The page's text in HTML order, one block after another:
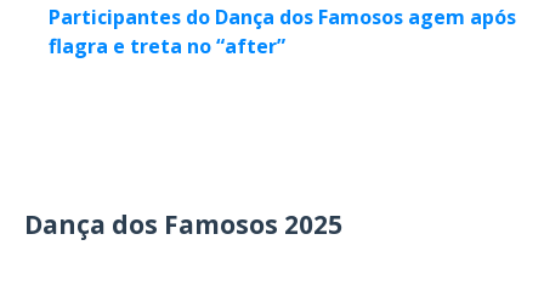
Participantes do Dança dos Famosos agem após
flagra e treta no “after”
Dança dos Famosos 2025